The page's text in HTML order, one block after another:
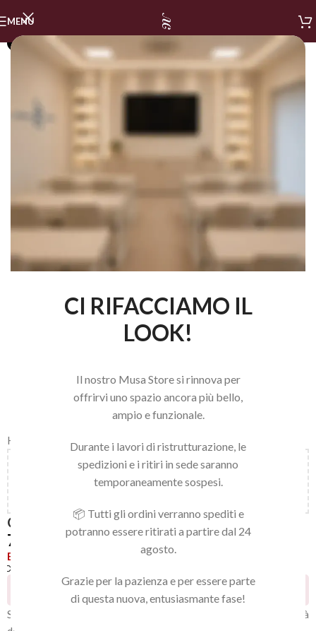
CI RIFACCIAMO IL
LOOK!
Il nostro Musa Store si rinnova per
offrirvi uno spazio ancora più bello,
ampio e funzionale.
Durante i lavori di ristrutturazione, le
spedizioni e i ritiri in sede saranno
temporaneamente sospesi.
📦 Tutti gli ordini verranno spediti e
potranno essere ritirati a partire dal 24
agosto.
Grazie per la pazienza e per essere parte
di questa nuova, entusiasmante fase!
MENU
Home LINEA NAILS / GEL POLISH GEL POLISH
150,00€al carrello e ottieni la spedizione
GEL POLISH 064
7,92
Esaurito
Persone che guardano questo prodotto ora!
Smalto gel semipermanente extra pigmentato. Ultra coprente già